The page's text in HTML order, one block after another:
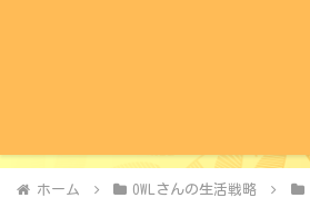
ホーム OWLさんの生活戦略